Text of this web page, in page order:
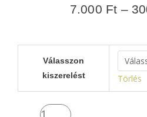
7.000 Ft –
Válasszon
kiszerelést
Törlés
28